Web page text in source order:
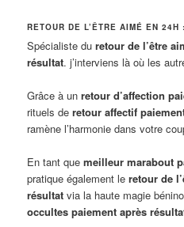
RETOUR DE L’ÊTRE AIMÉ EN
Spécialiste duretour de l’être
résultat. j’interviens là où les
Grâce à unretour d’affection
rituels deretour affectif
ramène l’harmonie dans votre
En tant quemeilleur marabout
pratique également leretour de
résultat via la haute magie
occultes paiement après